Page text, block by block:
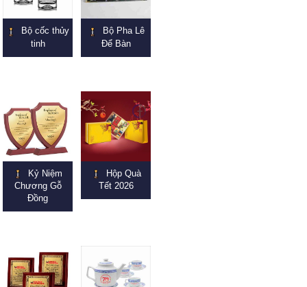
Bộ cốc thủy
tinh
Bộ Pha Lê
Để Bàn
Kỷ Niệm
Chương Gỗ
Đồng
Hộp Quà
Tết 2026